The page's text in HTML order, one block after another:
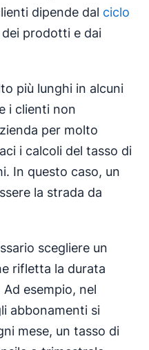
dipende dal ciclo
prodotti e dai
più lunghi in alcuni
i clienti non
per molto
i calcoli del tasso di
In questo caso, un
la strada da
scegliere un
rifletta la durata
esempio, nel
abbonamenti si
mese, un tasso di